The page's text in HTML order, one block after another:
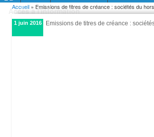
Accès à l'information
Vous êtes ici
Accueil » Emissions de titres de créance : sociétés du
1 juin 2016 Emissions de titres de créance :